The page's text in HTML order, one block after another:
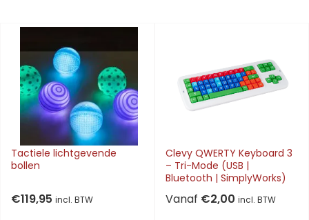
Tactiele lichtgevende
bollen
€119,95 incl. BTW
Clevy QWERTY Keyboard 3
– Tri-Mode (USB |
Bluetooth | SimplyWorks)
Vanaf €2,00 incl. BTW